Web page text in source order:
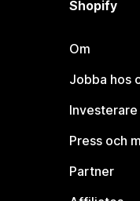
Shopify
Om
Jobba hos
Investerare
Press och
Partner